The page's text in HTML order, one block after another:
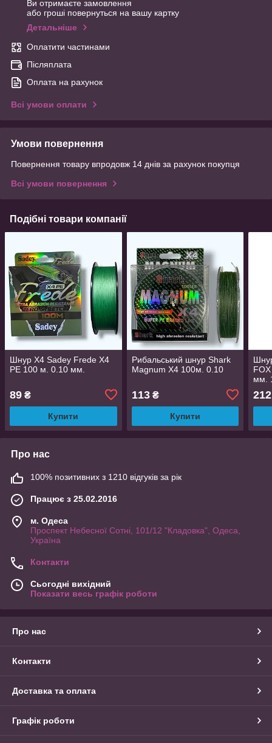
Ви отримаєте замовлення
або гроші повернуться на вашу картку
Детальніше
Оплатити частинами
Післяплата
Оплата на рахунок
Всі умови оплати
Умови повернення
Повернення товару впродовж 14 днів за рахунок покупця
Всі умови повернення
Подібні товари компанії
Шнур X4 Sadey Frede X4
PE 100 м. 0.10 мм.
89 ₴
Купити
Рибальський шнур Shark
Magnum X4 100м. 0.10
113₴
Купити
мм.
212
Про нас
100% позитивних з 1210 відгуків за рік
Працює з 25.02.2016
м. Одеса
Проспект Небесної Сотні, 101/12 "Кладовка", Одеса,
Україна
Контакти
Сьогодні вихідний
Показати весь графік роботи
Про нас
Контакти
Доставка та оплата
Графік роботи